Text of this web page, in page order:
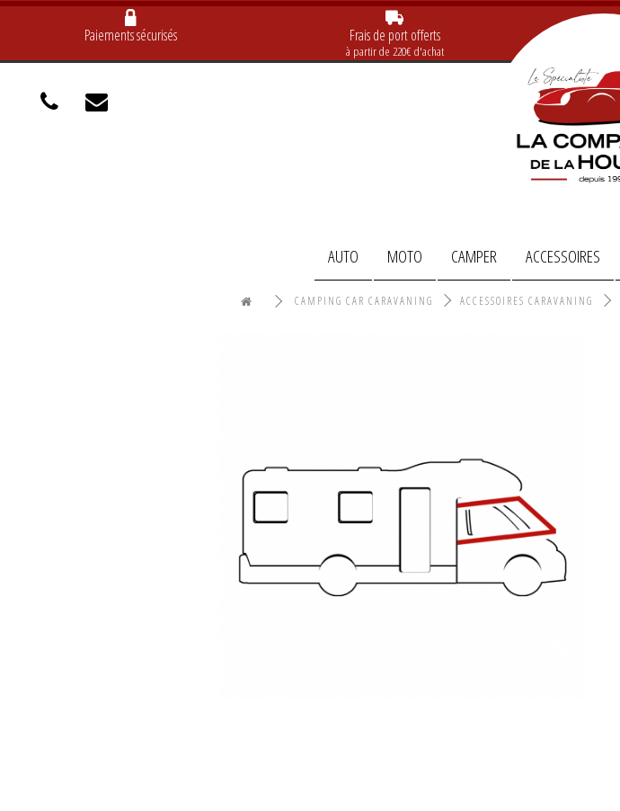
Paiements sécurisés Frais de port offerts
à partir de 220€ d'achat
AUTO MOTO CAMPER ACCESSOIRES
CAMPING CAR CARAVANING ACCESSOIRES CARAVANING